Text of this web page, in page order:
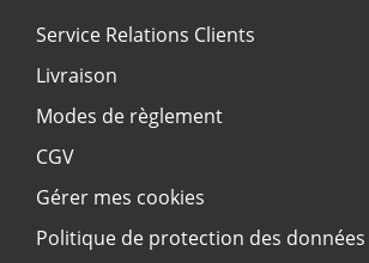
Service Relations Clients
Livraison
Modes de règlement
CGV
Gérer mes cookies
Politique de protection des données